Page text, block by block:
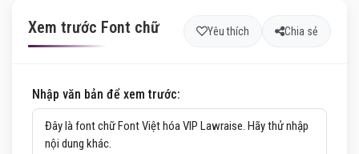
Xem trước Font chữ Yêu thích Chia sẻ
Nhập văn bản để xem trước: